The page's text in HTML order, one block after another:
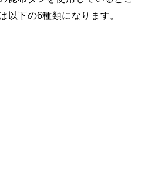
以下の6種類になります。